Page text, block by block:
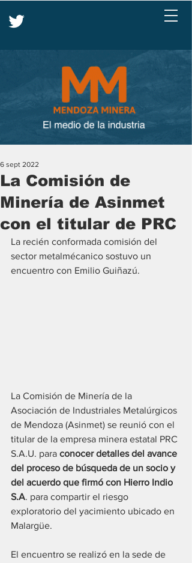
La Comisión de
Minería de Asinmet
con el titular de PRC
6 sept 2022
La recién conformada comisión del
sector metalmécanico sostuvo un
encuentro con Emilio Guiñazú.
La Comisión de Minería de la
Asociación de Industriales Metalúrgicos
de Mendoza (Asinmet) se reunió con el
titular de la empresa minera estatal PRC
S.A.U. para conocer detalles del avance
del proceso de búsqueda de un socio y
del acuerdo que firmó con Hierro Indio
S.A. para compartir el riesgo
exploratorio del yacimiento ubicado en
Malargüe.
El encuentro se realizó en la sede de